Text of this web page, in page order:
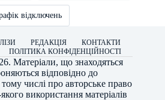
відключень
РЕДАКЦІЯ
КОНТАКТИ
ПОЛІТИКА КОНФІДЕНЦІЙНОСТІ
Матеріали, що знаходяться
відповідно до
числі про авторське право
використання матеріалів